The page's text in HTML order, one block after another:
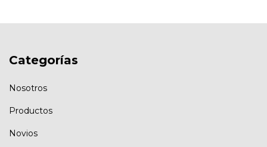
Categorías
Nosotros
Productos
Novios